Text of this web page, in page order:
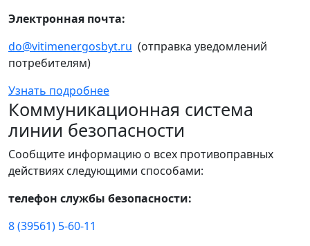
Электронная почта:
do@vitimenergosbyt.ru (отправка уведомлений
потребителям)
Узнать подробнее
Коммуникационная система
линии безопасности
Сообщите информацию о всех противоправных
действиях следующими способами:
телефон службы безопасности:
8 (39561) 5-60-11